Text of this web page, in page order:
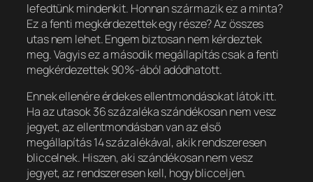
lefedtünk mindenkit. Honnan származik ez a minta?
Ez a fenti megkérdezettek egy része? Az összes
utas nem lehet.Engem biztosan nem kérdeztek
meg.Vagyis ez a második megállapítás csak a fenti
megkérdezettek 90%-ából adódhatott.
Ennek ellenére érdekes ellentmondásokat látok itt.
Ha az utasok 36 százaléka szándékosan nem vesz
jegyet, az ellentmondásban van az első
megállapítás 14 százalékával, akik rendszeresen
bliccelnek. Hiszen, aki szándékosan nem vesz
jegyet, az rendszeresen kell, hogy blicceljen.